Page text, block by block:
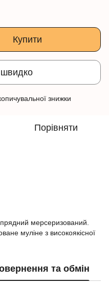
Купити
знижки
Порівняти
мерсеризований.
муліне з високоякісної
та обмін